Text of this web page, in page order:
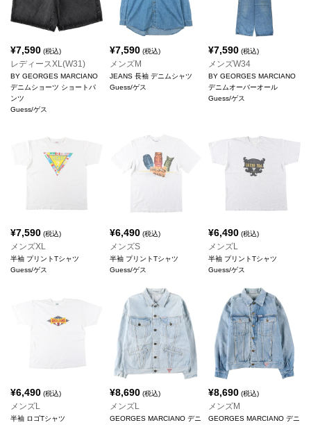
¥7,590 (税込)
レディースXL(W31)
BY GEORGES MARCIANO
デニムショーツ ショートパ
ンツ
Guess/ゲス
¥7,590(税込)
メンズM
JEANS 長袖 デニムシャツ
Guess/ゲス
¥7,590 (税込)
メンズW34
BY GEORGES MARCIANO
デニムオーバーオール
Guess/ゲス
¥7,590 (税込)
メンズXL
半袖 プリントTシャツ
Guess/ゲス
¥6,490(税込)
メンズS
半袖 プリントTシャツ
Guess/ゲス
¥6,490 (税込)
メンズL
半袖 プリントTシャツ
Guess/ゲス
¥6,490 (税込)
メンズL
半袖 ロゴTシャツ
¥8,690(税込)
メンズL
GEORGES MARCIANO デニ
¥8,690 (税込)
メンズM
GEORGES MARCIANO デニ